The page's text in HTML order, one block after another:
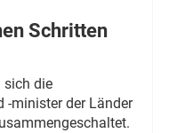
Schritten
sich die
-minister der Länder